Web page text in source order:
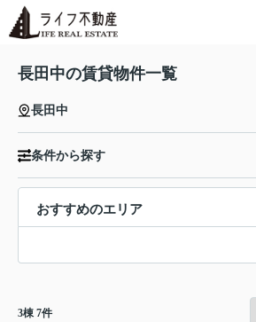
長田中の賃貸物件一覧
長田中
条件から探す
おすすめのエリア
3棟 7件